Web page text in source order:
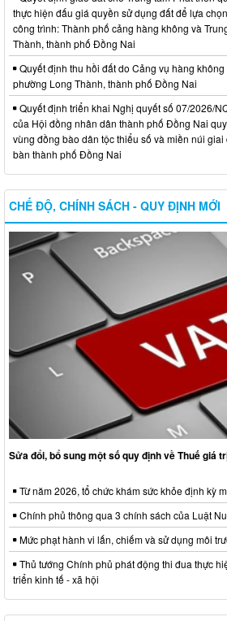
thực hiện đấu giá quyền sử dụng đất để lựa
công trình: Thành phố cảng hàng không và
Thành, thành phố Đồng Nai
Quyết định thu hồi đất do Cảng vụ hàng
phường Long Thành, thành phố Đồng Nai
Quyết định triển khai Nghị quyết số 07/2026/
của Hội đồng nhân dân thành phố Đồng Nai
vùng đồng bào dân tộc thiểu số và miền núi
bàn thành phố Đồng Nai
CHẾ ĐỘ, CHÍNH SÁCH - QUY ĐỊNH MỚI
Sửa đổi, bổ sung một số quy định về Thuế giá
Từ năm 2026, tổ chức khám sức khỏe định kỳ
Chính phủ thông qua 3 chính sách của Luật
Mức phạt hành vi lấn, chiếm và sử dụng môi
Thủ tướng Chính phủ phát động thi đua thực
triển kinh tế - xã hội